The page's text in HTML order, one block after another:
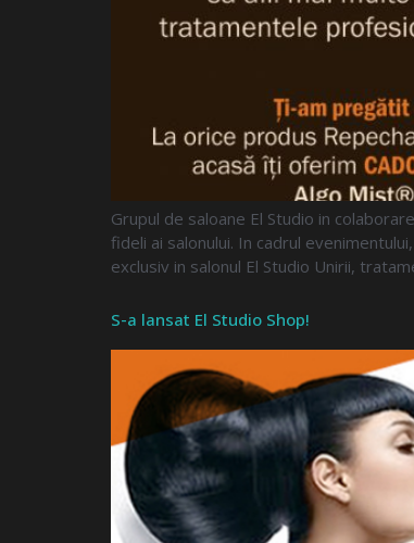
Grupul de saloane El Studio in
fideli ai salonului. In cadrul
exclusiv in salonul El Studio Unirii,
S-a lansat El Studio Shop!